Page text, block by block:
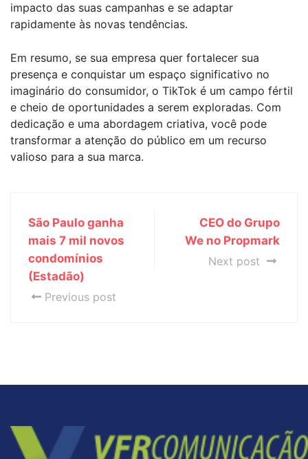
impacto das suas campanhas e se adaptar
rapidamente às novas tendências.
Em resumo, se sua empresa quer fortalecer sua
presença e conquistar um espaço significativo no
imaginário do consumidor, o TikTok é um campo fértil
e cheio de oportunidades a serem exploradas. Com
dedicação e uma abordagem criativa, você pode
transformar a atenção do público em um recurso
valioso para a sua marca.
São Paulo ganha
mais 7 mil novos
condomínios
(Estadão)
Previous post
CEO do Grupo
We no Propmark
Next post